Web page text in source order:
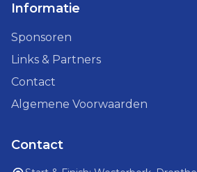
Informatie
Sponsoren
Links & Partners
Contact
Algemene Voorwaarden
Contact